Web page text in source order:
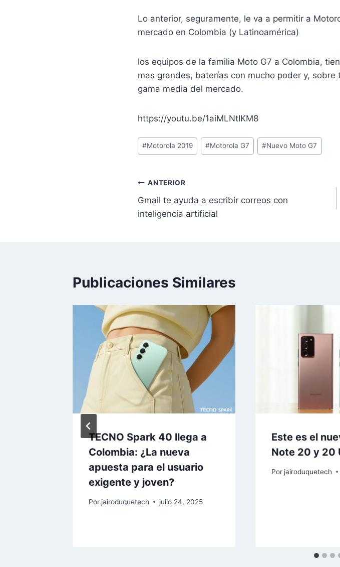
Lo anterior, seguramente, le va a permitir a
mercado en Colombia (y Latinoamérica)
los equipos de la familia Moto G7 a Colombia,
mas grandes, baterías con mucho poder y, sobre
gama media del mercado.
https://youtu.be/1aiMLNtIKM8
Etiquetas
de
entrada:
#Motorola 2019 #Motorola G7 #Nuevo Moto G7
Navegación
de
ANTERIOR
Gmail te ayuda a escribir correos con
inteligencia artificial
Publicaciones Similares
TECNO Spark 40 llega a
Colombia: ¿La nueva
apuesta para el usuario
exigente y joven?
Por jairoduquetech julio 24, 2025
Este es el
Note 20 y 20
Por jairoduquetech